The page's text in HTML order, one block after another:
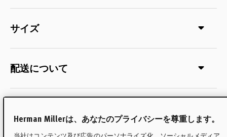
サイズ
配送について
Herman Millerは、あなたのプライバシーを尊重します。